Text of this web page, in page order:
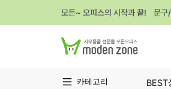
모든~ 오피스의 시작과 끝! 문구/
카테고리 BEST